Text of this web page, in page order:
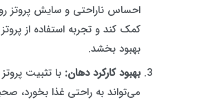
احساس ناراحتی و سایش پروتز
کمک کند و تجربه استفاده از
بهبود بخشد.
بهبود کارکرد دهان: با تثبیت
می‌تواند به راحتی غذا بخورد،